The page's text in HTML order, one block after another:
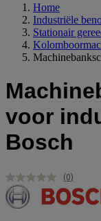
Home
Industriële
Stationair
voor
Bosch
Geen
(0)